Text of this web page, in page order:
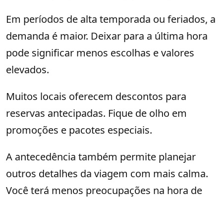
Em períodos de alta temporada ou feriados, a
demanda é maior. Deixar para a última hora
pode significar menos escolhas e valores
elevados.
Muitos locais oferecem descontos para
reservas antecipadas. Fique de olho em
promoções e pacotes especiais.
A antecedência também permite planejar
outros detalhes da viagem com mais calma.
Você terá menos preocupações na hora de